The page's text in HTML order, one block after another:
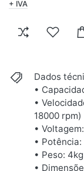
+ IVA
Dados
•
•
18000 rpm)
•
• Potência:
• Peso: 4kg
•